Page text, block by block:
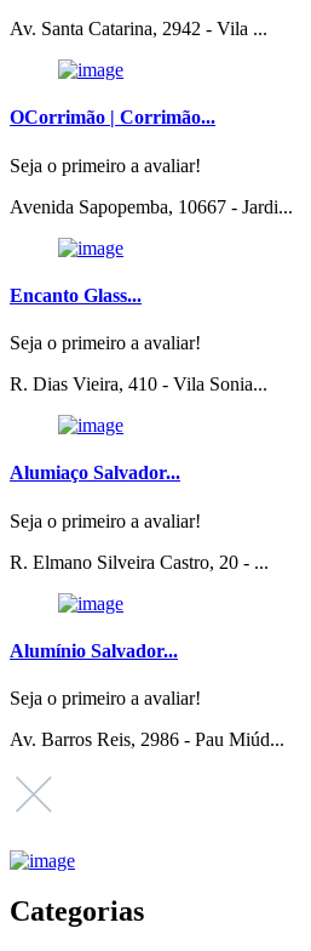
Av. Santa Catarina, 2942 - Vila ...
OCorrimão | Corrimão...
Seja o primeiro a avaliar!
Avenida Sapopemba, 10667 - Jardi...
Encanto Glass...
Seja o primeiro a avaliar!
R. Dias Vieira, 410 - Vila Sonia...
Alumiaço Salvador...
Seja o primeiro a avaliar!
R. Elmano Silveira Castro, 20 - ...
Alumínio Salvador...
Seja o primeiro a avaliar!
Av. Barros Reis, 2986 - Pau Miúd...
Categorias